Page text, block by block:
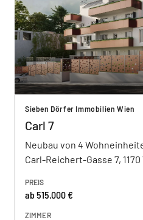
Sieben Dörfer Immobilien Wien
Carl 7
Neubau von 4
Carl-Reichert-Gasse 7, 1170
PREIS
ab 515.000 €
ZIMMER